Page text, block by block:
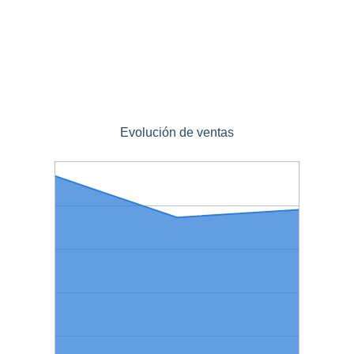
Evolución de ventas